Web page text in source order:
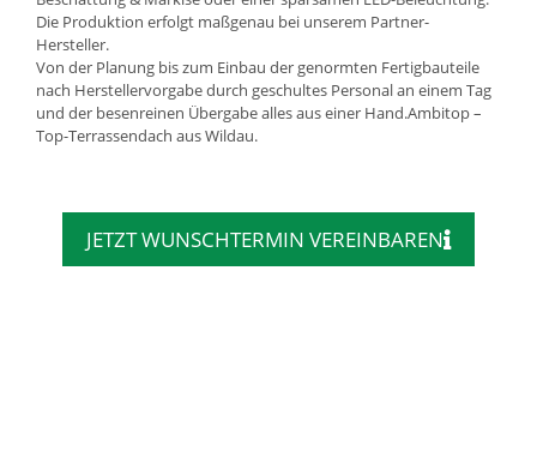
Die Produktion erfolgt maßgenau bei unserem Partner-
Hersteller.
Von der Planung bis zum Einbau der genormten Fertigbauteile
nach Herstellervorgabe durch geschultes Personal an einem Tag
und der besenreinen Übergabe alles aus einer Hand.Ambitop –
Top-Terrassendach aus Wildau.
JETZT WUNSCHTERMIN VEREINBAREN